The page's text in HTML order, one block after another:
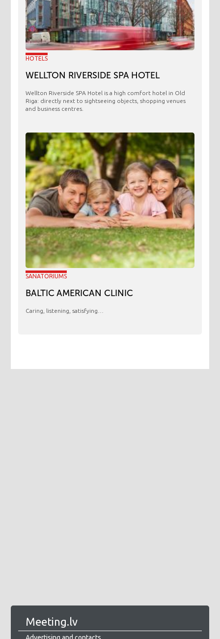
HOTELS
WELLTON RIVERSIDE SPA HOTEL
Wellton Riverside SPA Hotel is a high comfort hotel in Old
Riga: directly next to sightseeing objects, shopping venues
and business centres.
SANATORIUMS
BALTIC AMERICAN CLINIC
Caring, listening, satisfying…
Meeting.lv